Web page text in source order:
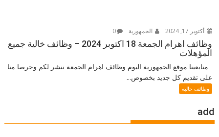
أكتوبر 17, 2024 الجمهورية 0
وظائف اهرام الجمعة 18 اكتوبر 2024 – وظائف خالية جميع
المؤهلات
متابعينا موقع الجمهورية اليوم وظائف اهرام الجمعة ننشر لكم وحرصا منا
على تقديم كل جديد بخصوص...
وظائف خالية
add